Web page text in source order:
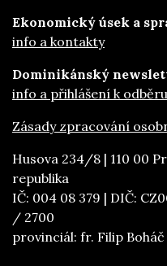
Ekonomický úsek a
info a kontakty
Dominikánský
info a přihlášení k odběru
Zásady zpracování
Husova 234/8 | 110 00
republika
IČ: 004 08 379 | DIČ:
/ 2700
provinciál: fr. Filip Boháč